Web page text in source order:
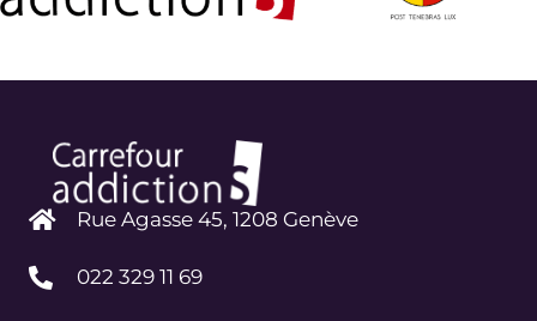
Rue Agasse 45, 1208 Genève
022 329 11 69